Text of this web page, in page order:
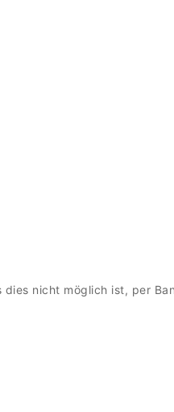
nicht möglich ist, per